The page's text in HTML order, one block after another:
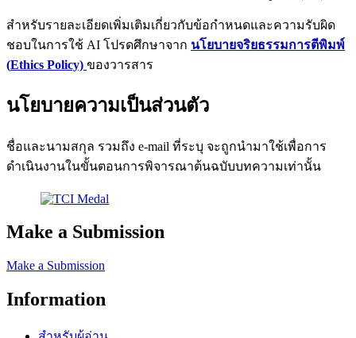
สำหรับรายละเอียดเพิ่มเติมเกี่ยวกับข้อกำหนดและความรับผิด
ชอบในการใช้ AI โปรดศึกษาจาก นโยบายจริยธรรมการตีพิมพ์
(Ethics Policy) ของวารสาร
นโยบายความเป็นส่วนตัว
ชื่อและนามสกุล รวมถึง e-mail ที่ระบุ จะถูกนำมาใช้เพื่อการ
ดำเนินงานในขั้นตอนการพิจารณาต้นฉบับบทความเท่านั้น
Make a Submission
Make a Submission
Information